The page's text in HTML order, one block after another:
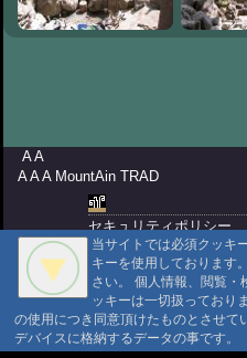
#131:桜と雪
#127:冬に逆
#125:ヒヨド
#124:お雛様
#123: 文殊
#122: 一月
#121:明けま
A A
A A A MountAin TRAD
セキュリティポリシー
プライバシーポリシー
Cookie ポリシー
会社概要
当サイトでは必須クッキ
キーを使用しております
さい。 個人情報、閲覧・
ッキーは一切扱っており
の使用につき同意頂けたものとさせ
デバイスに格納するデータの事です。